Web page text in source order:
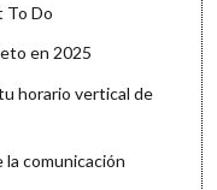
To Do
en 2025
horario vertical de
la comunicación